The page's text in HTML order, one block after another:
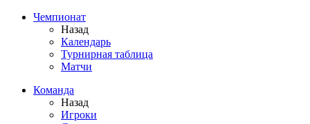
Чемпионат
Назад
Календарь
Турнирная таблица
Матчи
Команда
Назад
Игроки